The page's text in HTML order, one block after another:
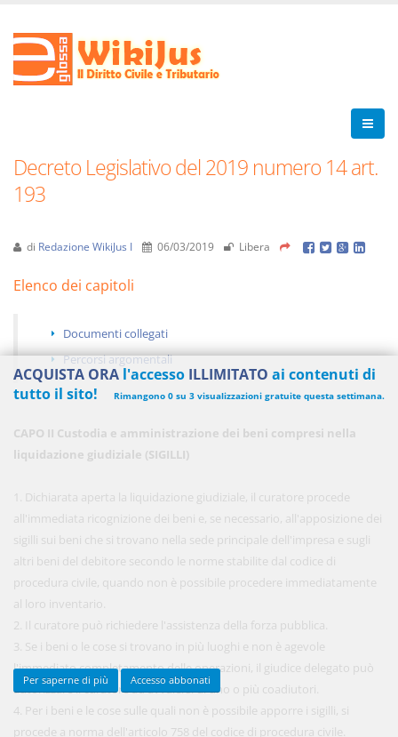
Decreto Legislativo del 2019 numero 14 art.
193
di Redazione WikiJus I 06/03/2019 Libera
Elenco dei capitoli
Documenti collegati
Percorsi argomentali
CAPO II Custodia e amministrazione dei beni compresi nella
liquidazione giudiziale (SIGILLI)
1. Dichiarata aperta la liquidazione giudiziale, il curatore procede
all'immediata ricognizione dei beni e, se necessario, all'apposizione dei
sigilli sui beni che si trovano nella sede principale dell'impresa e sugli
altri beni del debitore secondo le norme stabilite dal codice di
procedura civile, quando non è possibile procedere immediatamente
al loro inventario.
2. Il curatore può richiedere l'assistenza della forza pubblica.
3. Se i beni o le cose si trovano in più luoghi e non è agevole
l'immediato completamento delle operazioni, il giudice delegato può
autorizzare il curatore ad avvalersi di uno o più coadiutori.
4. Per i beni e le cose sulle quali non è possibile apporre i sigilli, si
procede a norma dell'articolo 758 del codice di procedura civile.
ACQUISTA ORA l'accesso ILLIMITATO ai contenuti di
tutto il sito!
Rimangono 0 su 3 visualizzazioni gratuite questa settimana.
anziché risparmi il 21%!
Acquista ora
48,00 €
Acquista ora
Per saperne di più Accesso abbonati